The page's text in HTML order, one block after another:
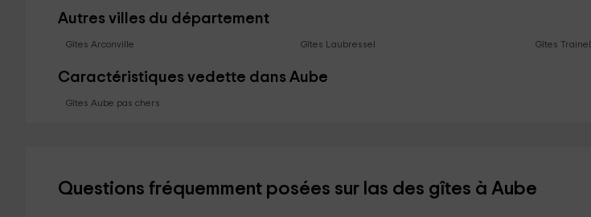
Autres villes du département
Gîtes Arconville Gîtes Laubressel Gîtes Trainel
Caractéristiques vedette dans Aube
Gîtes Aube pas chers
Questions fréquemment posées sur las des gîtes à Aube